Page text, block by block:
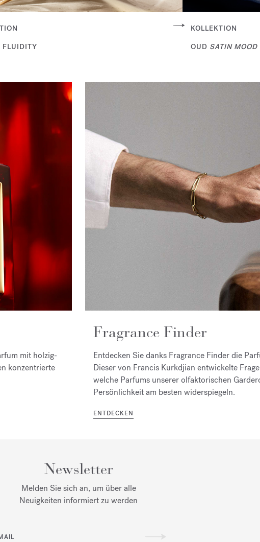
FLUIDITY
KOLLEKTION
OUD SATIN MOOD
mit holzig-
konzentrierte
Fragrance Finder
Entdecken Sie danks Fragrance Finder die
Dieser von Francis Kurkdjian entwickelte
welche Parfums unserer olfaktorischen
Persönlichkeit am besten widerspiegeln.
ENTDECKEN
Newsletter
Melden Sie sich an, um über alle
Neuigkeiten informiert zu werden